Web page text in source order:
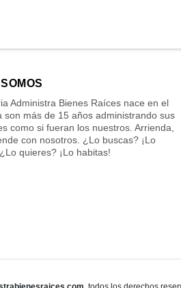
Administra Bienes Raíces nace en el
son más de 15 años administrando sus
como si fueran los nuestros. Arrienda,
con nosotros. ¿Lo buscas? ¡Lo
quieres? ¡Lo habitas!